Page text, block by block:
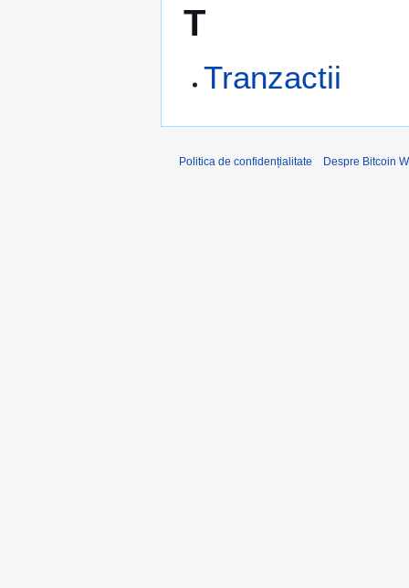
T
Tranzactii
Politica de confidențialitate Despre Bitcoin